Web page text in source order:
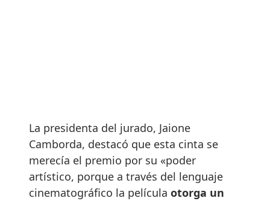
La presidenta del jurado, Jaione
Camborda, destacó que esta cinta se
merecía el premio por su «poder
artístico, porque a través del lenguaje
cinematográfico la película otorga un